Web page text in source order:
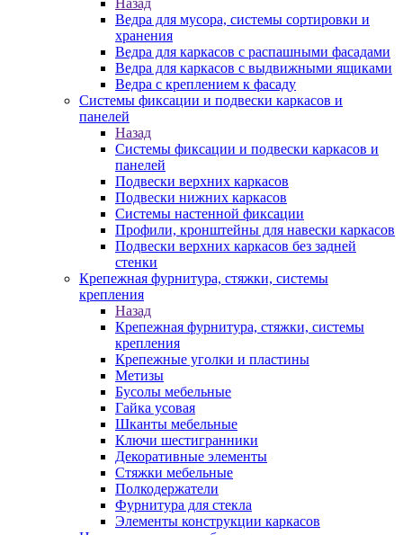
Назад
Ведра для мусора, системы сортировки и
хранения
Ведра для каркасов с распашными фасадами
Ведра для каркасов с выдвижными ящиками
Ведра с креплением к фасаду
Системы фиксации и подвески каркасов и
панелей
Назад
Системы фиксации и подвески каркасов и
панелей
Подвески верхних каркасов
Подвески нижних каркасов
Системы настенной фиксации
Профили, кронштейны для навески каркасов
Подвески верхних каркасов без задней
стенки
Крепежная фурнитура, стяжки, системы
крепления
Назад
Крепежная фурнитура, стяжки, системы
крепления
Крепежные уголки и пластины
Метизы
Бусолы мебельные
Гайка усовая
Шканты мебельные
Ключи шестигранники
Декоративные элементы
Стяжки мебельные
Полкодержатели
Фурнитура для стекла
Элементы конструкции каркасов